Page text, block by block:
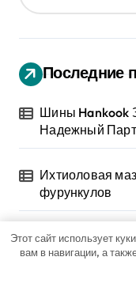
Последние
Шины Hankook
Надежный
Ихтиоловая
фурункулов
Обзор
Этот сайт использует
вам в навигации, а